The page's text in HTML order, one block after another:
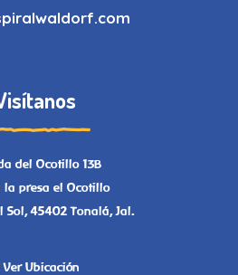
del Ocotillo 13B
la presa el Ocotillo
Sol, 45402 Tonalá, Jal.
Ver Ubicación